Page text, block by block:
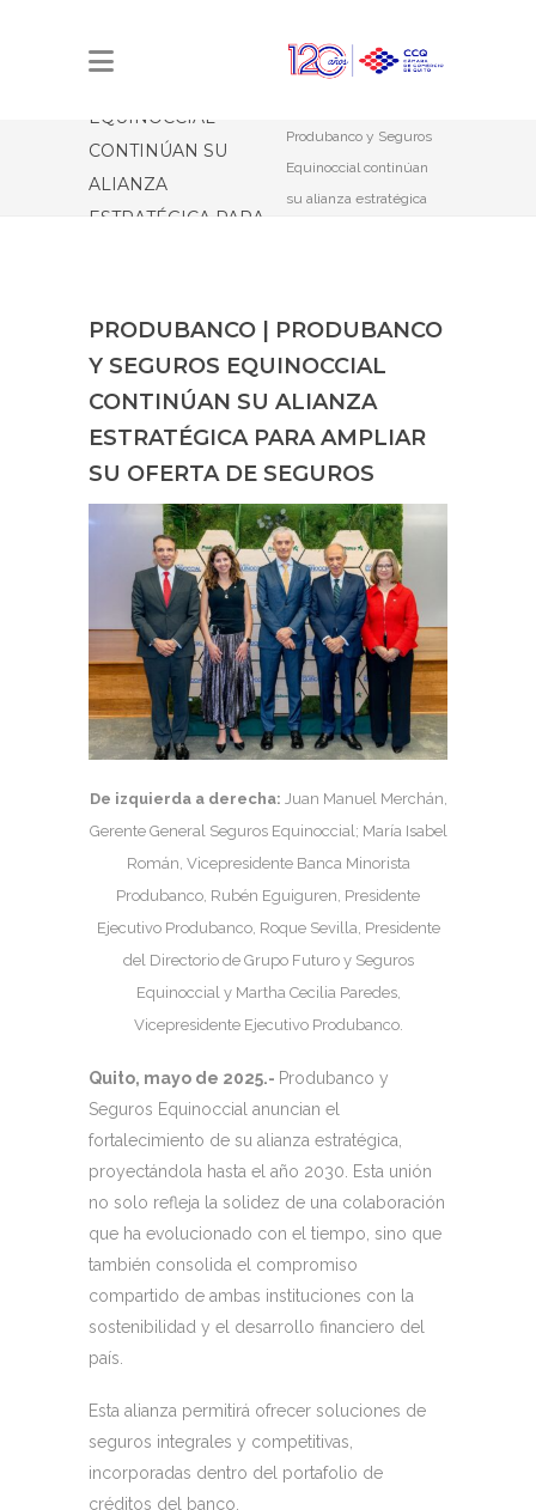
PRODUBANCO Y
EQUINOCCIAL
CONTINÚAN SU
ALIANZA
ESTRATÉGICA PARA
SEGUROS
Estás aquí:
Inicio
Produbanco y Seguros
Equinoccial continúan
su alianza estratégica
PRODUBANCO | PRODUBANCO
Y SEGUROS EQUINOCCIAL
CONTINÚAN SU ALIANZA
ESTRATÉGICA PARA AMPLIAR
SU OFERTA DE SEGUROS
De izquierda a derecha: Juan Manuel Merchán,
Gerente General Seguros Equinoccial; María Isabel
Román, Vicepresidente Banca Minorista
Produbanco, Rubén Eguiguren, Presidente
Ejecutivo Produbanco, Roque Sevilla, Presidente
del Directorio de Grupo Futuro y Seguros
Equinoccial y Martha Cecilia Paredes,
Vicepresidente Ejecutivo Produbanco.
Quito, mayo de 2025.- Produbanco y
Seguros Equinoccial anuncian el
fortalecimiento de su alianza estratégica,
proyectándola hasta el año 2030. Esta unión
no solo refleja la solidez de una colaboración
que ha evolucionado con el tiempo, sino que
también consolida el compromiso
compartido de ambas instituciones con la
sostenibilidad y el desarrollo financiero del
país.
Esta alianza permitirá ofrecer soluciones de
seguros integrales y competitivas,
incorporadas dentro del portafolio de
créditos del banco.